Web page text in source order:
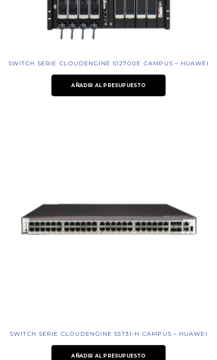
SWITCH SERIE CLOUDENGINE S12700E CAMPUS – HUAWEI
AÑADIR AL PRESUPUESTO
SWITCH SERIE CLOUDENGINE S5731-H CAMPUS – HUAWEI
AÑADIR AL PRESUPUESTO